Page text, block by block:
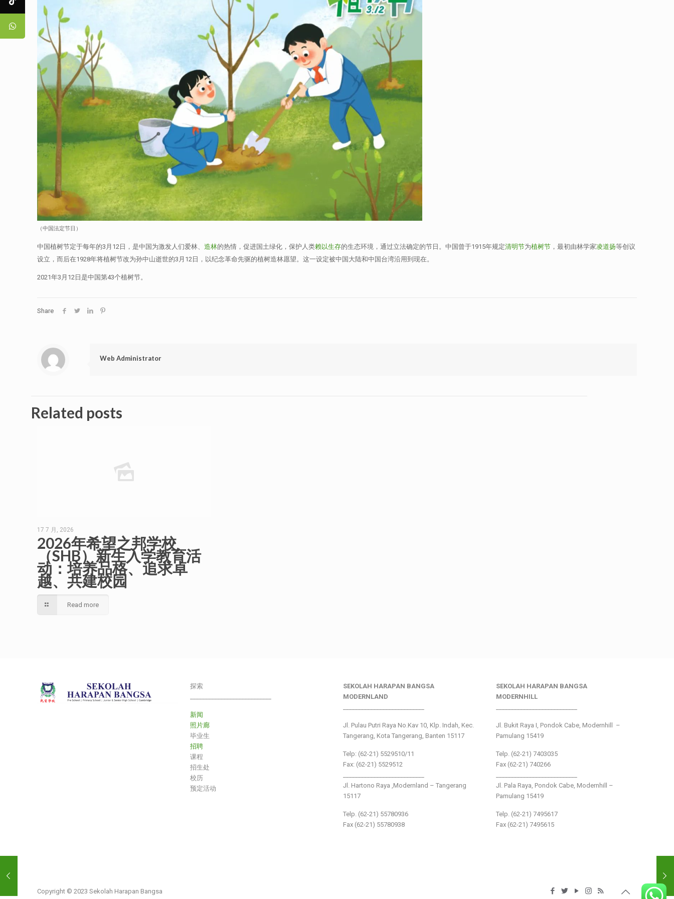
（中国法定节日）
中国植树节定于每年的3月12日，是中国为激发人们爱林、造林的热情，促进国土绿化，保护人类赖以生存的生态环境，通过立法确定的节日。中国曾于1915年规定清明节为植树节 ，最初由林学家凌道扬等创议
设立，而后在1928年将植树节改为孙中山逝世的3月12日，以纪念革命先驱的植树造林愿望。这一设定被中国大陆和中国台湾沿用到现在。
2021年3月12日是中国第43个植树节。
Share
Web Administrator
Related posts
17 7 月, 2026
2026年希望之邦学校
（SHB）新生入学教育活
动：培养品格、追求卓
越、共建校园
Read more
探索
新闻
照片廊
毕业生
招聘
课程
招生处
校历
预定活动
SEKOLAH HARAPAN BANGSA
MODERNLAND
Jl. Pulau Putri Raya No.Kav 10, Klp. Indah, Kec.
Tangerang, Kota Tangerang, Banten 15117
Telp: (62-21) 5529510/11
Fax: (62-21) 5529512
Jl. Hartono Raya ,Modernland – Tangerang
15117
Telp. (62-21) 55780936
Fax (62-21) 55780938
SEKOLAH HARAPAN BANGSA
MODERNHILL
Jl. Bukit Raya I, Pondok Cabe, Modernhill –
Pamulang 15419
Telp. (62-21) 7403035
Fax (62-21) 740266
Jl. Pala Raya, Pondok Cabe, Modernhill –
Pamulang 15419
Telp. (62-21) 7495617
Fax (62-21) 7495615
Copyright © 2023 Sekolah Harapan Bangsa